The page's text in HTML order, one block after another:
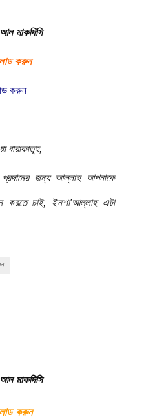
মাকদিসি
করুন
করুন
বারাকাতুহ,
প্রদানের জন্য আল্লাহ আপনাকে
করতে চাই, ইনশা’আল্লাহ এটা
মাকদিসি
করুন